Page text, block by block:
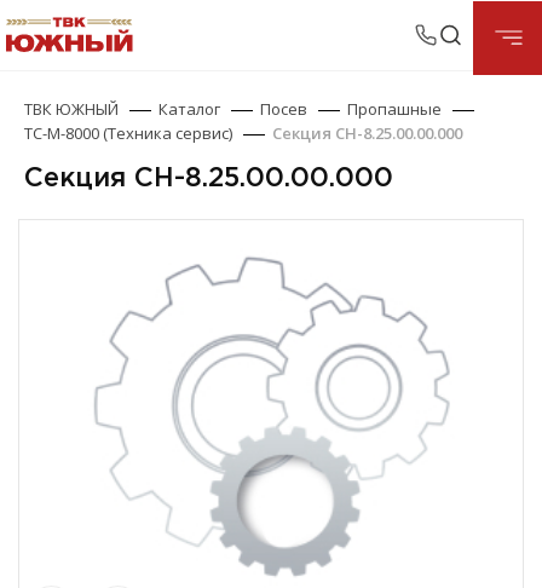
ТВК ЮЖНЫЙ Каталог Посев
Пропашные
ТС-М-8000 (Техника сервис)
Секция СН-8.25.00.00.000
Секция СН-8.25.00.00.000